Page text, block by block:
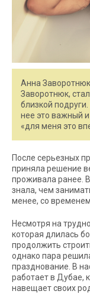
Анна
Заворотнюк,
близкой
нее это важный
«для меня это
После серьезных
приняла решение
проживала ранее.
знала, чем
менее, со
Несмотря на
которая длилась
продолжить
однако пара
празднование. В
работает в Дубае,
навещает своих